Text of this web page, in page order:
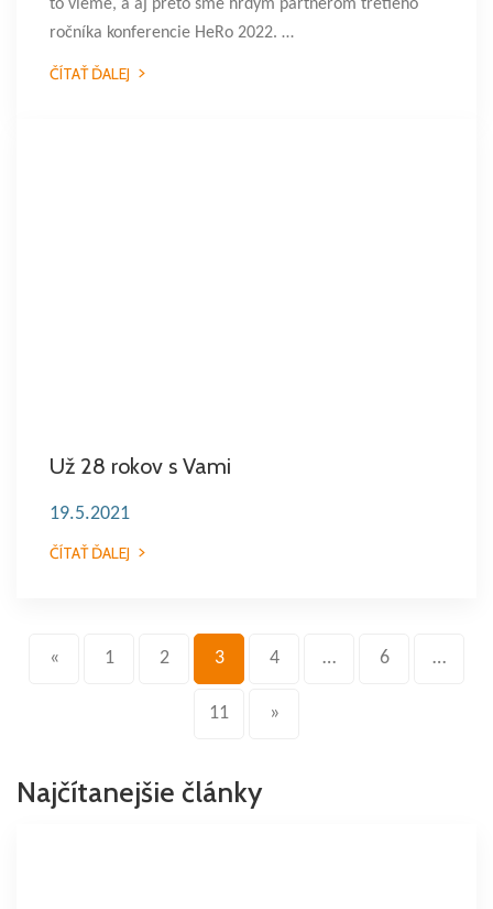
to vieme, a aj preto sme hrdým partnerom tretieho
ročníka konferencie HeRo 2022. …
ČÍTAŤ ĎALEJ
Už 28 rokov s Vami
19.5.2021
ČÍTAŤ ĎALEJ
« 1 2 3 4 … 6 …
11 »
Najčítanejšie články